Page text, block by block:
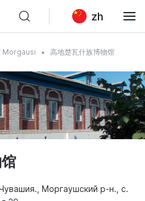
zh
Morgausi 高地楚瓦什族博物馆
Моргаушский р-н., с.